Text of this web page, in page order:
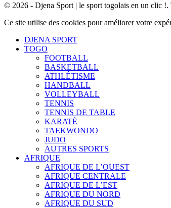
© 2026 - Djena Sport | le sport togolais en un clic !.
Ce site utilise des cookies pour améliorer votre
DJENA SPORT
TOGO
FOOTBALL
BASKETBALL
ATHLÉTISME
HANDBALL
VOLLEYBALL
TENNIS
TENNIS DE TABLE
KARATÉ
TAEKWONDO
JUDO
AUTRES SPORTS
AFRIQUE
AFRIQUE DE L’OUEST
AFRIQUE CENTRALE
AFRIQUE DE L’EST
AFRIQUE DU NORD
AFRIQUE DU SUD